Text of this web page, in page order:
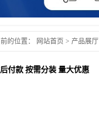
的位置： 网站首页 > 产品展厅
付款 按需分装 量大优惠